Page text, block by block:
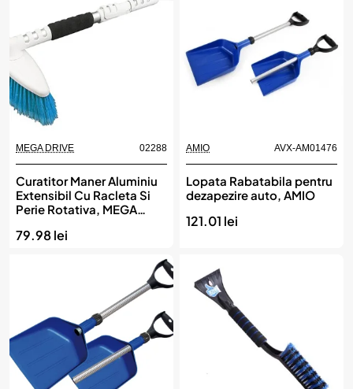
MEGA DRIVE 02288
Curatitor Maner Aluminiu
Extensibil Cu Racleta Si
Perie Rotativa, MEGA
79.98 lei
AMIO AVX-AM01476
Lopata Rabatabila pentru
dezapezire auto, AMIO
121.01 lei